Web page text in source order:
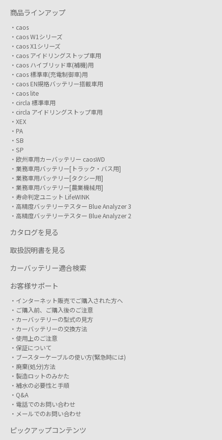
商品ラインアップ
caos
caos W1シリーズ
caos X1シリーズ
caos アイドリングストップ車用
caos ハイブリッド車(補機)用
caos 標準車(充電制御車)用
caos EN規格バッテリー搭載車用
caos lite
circla 標準車用
circla アイドリングストップ車用
XEX
PA
SB
SP
欧州車用カーバッテリー caosWD
業務車用バッテリー[トラック・バス用]
業務車用バッテリー[タクシー用]
業務車用バッテリー[農業機械用]
寿命判定ユニット LifeWINK
高精度バッテリーテスター Blue Analyzer 3
高精度バッテリーテスター Blue Analyzer 2
カタログを見る
取扱説明書を見る
カーバッテリー適合検索
お客様サポート
インターネット販売でご購入された方へ
ご購入前、ご購入後のご注意
カーバッテリーの型式の見方
カーバッテリーの交換方法
使用上のご注意
保証について
ブースターケーブルの使い方(緊急時には)
廃棄(処分)方法
製造ロットのみかた
補水の必要性と手順
Q&A
電話でのお問い合わせ
メールでのお問い合わせ
ピックアップコンテンツ